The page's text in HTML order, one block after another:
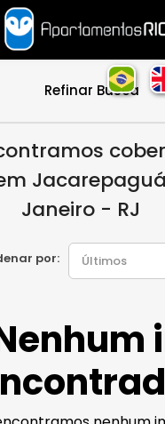
Refinar Busca
Janeiro - RJ
por: